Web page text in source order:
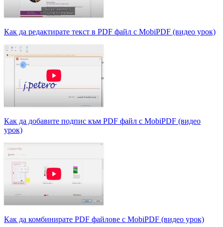
Как да редактирате текст в PDF файл с MobiPDF (видео урок)
Как да добавите подпис към PDF файл с MobiPDF (видео
урок)
Как да комбинирате PDF файлове с MobiPDF (видео урок)